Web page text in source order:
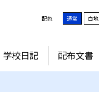
配色 通常 白地
学校日記 配布文書